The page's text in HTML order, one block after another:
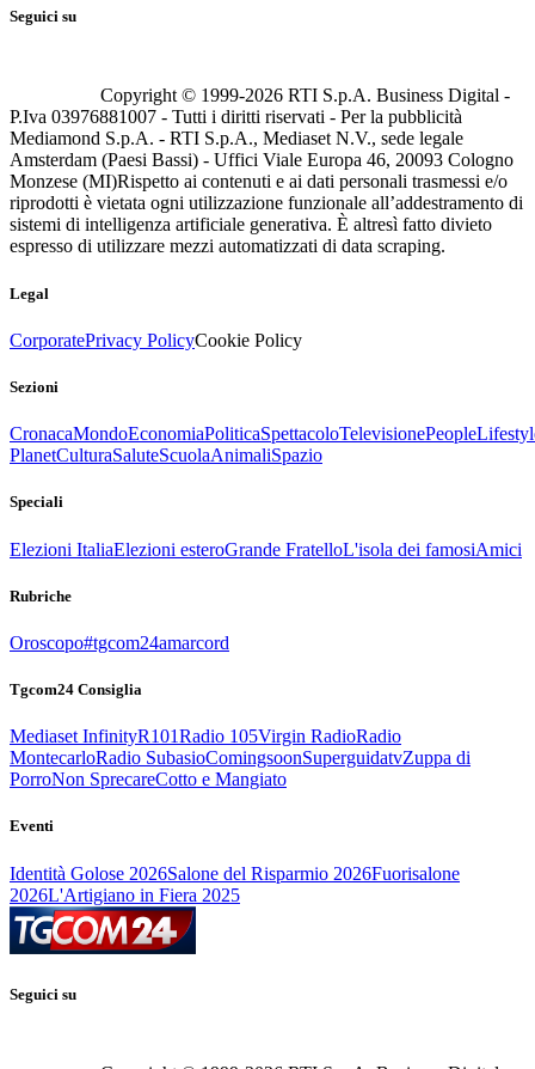
Seguici su
Copyright © 1999-2026 RTI S.p.A. Business Digital -
P.Iva 03976881007 - Tutti i diritti riservati - Per la pubblicità
Mediamond S.p.A. - RTI S.p.A., Mediaset N.V., sede legale
Amsterdam (Paesi Bassi) - Uffici Viale Europa 46, 20093 Cologno
Monzese (MI)Rispetto ai contenuti e ai dati personali trasmessi e/o
riprodotti è vietata ogni utilizzazione funzionale all’addestramento di
sistemi di intelligenza artificiale generativa. È altresì fatto divieto
espresso di utilizzare mezzi automatizzati di data scraping.
Legal
CorporatePrivacy PolicyCookie Policy
Sezioni
CronacaMondoEconomiaPoliticaSpettacoloTelevisionePeople
PlanetCulturaSaluteScuolaAnimaliSpazio
Speciali
Elezioni ItaliaElezioni esteroGrande FratelloL'isola dei famosiAmici
Rubriche
Oroscopo#tgcom24amarcord
Tgcom24 Consiglia
Mediaset InfinityR101Radio 105Virgin RadioRadio
MontecarloRadio SubasioComingsoonSuperguidatvZuppa di
PorroNon SprecareCotto e Mangiato
Eventi
Identità Golose 2026Salone del Risparmio 2026Fuorisalone
2026L'Artigiano in Fiera 2025
Seguici su